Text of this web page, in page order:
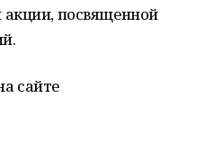
акции, посвященной
сайте